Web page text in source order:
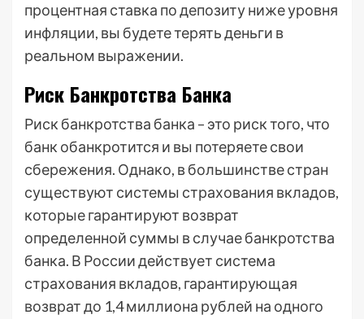
процентная ставка по депозиту ниже уровня
инфляции, вы будете терять деньги в
реальном выражении.
Риск Банкротства Банка
Риск банкротства банка – это риск того, что
банк обанкротится и вы потеряете свои
сбережения. Однако, в большинстве стран
существуют системы страхования вкладов,
которые гарантируют возврат
определенной суммы в случае банкротства
банка. В России действует система
страхования вкладов, гарантирующая
возврат до 1,4 миллиона рублей на одного